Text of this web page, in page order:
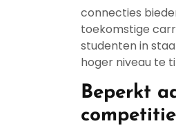
connecties
toekomstige
studenten in
hoger niveau te
Beperkt